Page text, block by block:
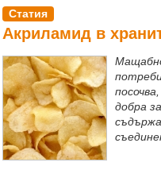
Статия
Акриламид в
добра